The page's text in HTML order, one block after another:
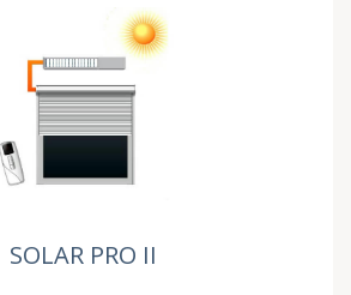
SOLAR PRO II